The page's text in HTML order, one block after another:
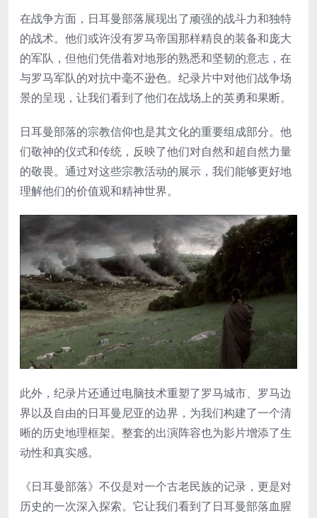
在战争方面，日耳曼部落展现出了顽强的战斗力和独特
的战术。他们或许没有罗马帝国那样精良的装备和庞大
的军队，但他们凭借着对地形的熟悉和坚韧的意志，在
与罗马军队的对抗中毫不逊色。纪录片中对他们战争场
景的呈现，让我们看到了他们在战场上的英勇和果断。
日耳曼部落的宗教信仰也是其文化的重要组成部分。他
们敬神的仪式和传统，反映了他们对自然和超自然力量
的敬畏。通过对这些宗教活动的展示，我们能够更好地
理解他们的价值观和精神世界。
此外，纪录片还通过电脑技术重塑了罗马城市、罗马边
界以及自由的日耳曼尼亚的边界，为我们构建了一个清
晰的历史地理框架。整套的出演阵容也为影片增添了生
动性和真实感。
《日耳曼部落》不仅是对一个古老民族的记录，更是对
历史的一次深入探索。它让我们看到了日耳曼部落血腥